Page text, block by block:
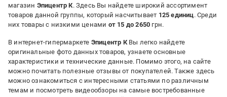
магазин Эпицентр К. Здесь Вы найдете широкий ассортимент
товаров данной группы, который насчитывает 125 единиц. Среди
них товары с низкими ценами от 15 до 2650 грн.
В интернет-гипермаркете Эпицентр КВы легко найдете
оригинальные фото данных товаров, узнаете основные
характеристики и технические данные. Помимо этого, на сайте
можно почитать полезные отзывы от покупателей. Также здесь
можно ознакомиться с интересными статьями по различным
темам и посмотреть видеообзоры на самые востребованные